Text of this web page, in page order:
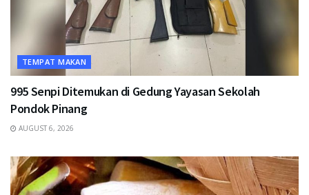
TEMPAT MAKAN
995 Senpi Ditemukan di Gedung Yayasan Sekolah
Pondok Pinang
AUGUST 6, 2026